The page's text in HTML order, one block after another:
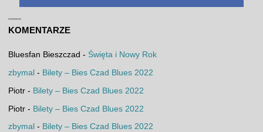
KOMENTARZE
Bluesfan Bieszczad - Święta i Nowy Rok
zbymal - Bilety – Bies Czad Blues 2022
Piotr- Bilety – Bies Czad Blues 2022
Piotr- Bilety – Bies Czad Blues 2022
zbymal - Bilety – Bies Czad Blues 2022